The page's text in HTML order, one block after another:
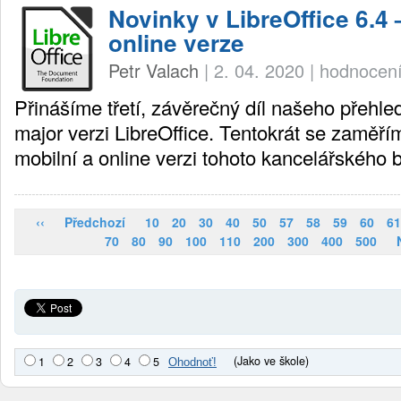
Novinky v LibreOffice 6.4
online verze
Petr Valach | 2. 04. 2020 |
Přinášíme třetí, závěrečný díl našeho
major verzi LibreOffice. Tentokrát se
mobilní a online verzi tohoto kancelářského
‹‹ Předchozí 10 20 30 40 50 57 58 59 60
61
70
80 90 100 110 200 300 400 500
1 2 3 4 5 (Jako ve škole)